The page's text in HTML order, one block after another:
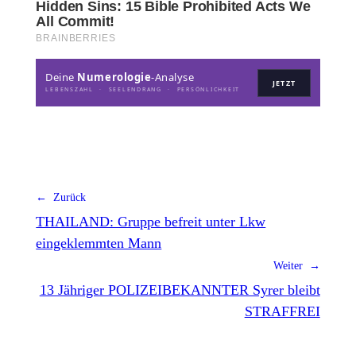
Deine Numerologie-Analyse
LEBENSZAHL · SEELENDRANG · PERSÖNLICHKEIT
JETZT
← Zurück
THAILAND: Gruppe befreit unter Lkw
eingeklemmten Mann
Weiter →
13 Jähriger POLIZEIBEKANNTER Syrer bleibt
STRAFFREI